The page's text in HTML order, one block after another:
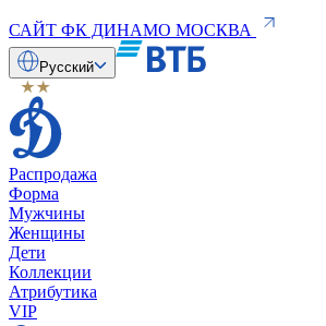
САЙТ ФК ДИНАМО МОСКВА
Русский
Распродажа
Форма
Мужчины
Женщины
Дети
Коллекции
Атрибутика
VIP